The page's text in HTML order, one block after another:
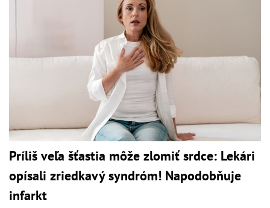
Príliš veľa šťastia môže zlomiť srdce: Lekári
opísali zriedkavý syndróm! Napodobňuje
infarkt